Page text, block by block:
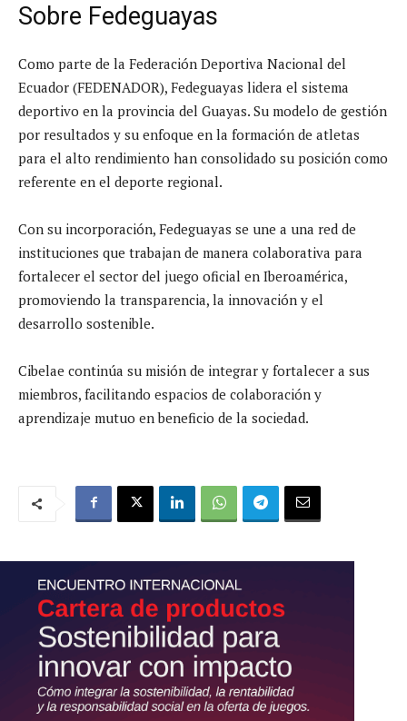
Sobre Fedeguayas
Como parte de la Federación Deportiva Nacional del
Ecuador (FEDENADOR), Fedeguayas lidera el sistema
deportivo en la provincia del Guayas. Su modelo de gestión
por resultados y su enfoque en la formación de atletas
para el alto rendimiento han consolidado su posición como
referente en el deporte regional.
Con su incorporación, Fedeguayas se une a una red de
instituciones que trabajan de manera colaborativa para
fortalecer el sector del juego oficial en Iberoamérica,
promoviendo la transparencia, la innovación y el
desarrollo sostenible.
Cibelae continúa su misión de integrar y fortalecer a sus
miembros, facilitando espacios de colaboración y
aprendizaje mutuo en beneficio de la sociedad.